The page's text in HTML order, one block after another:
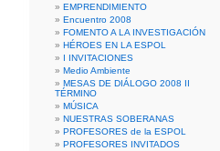
EMPRENDIMIENTO
Encuentro 2008
FOMENTO A LA INVESTIGACIÓN
HÉROES EN LA ESPOL
I INVITACIONES
Medio Ambiente
MESAS DE DIÁLOGO 2008 II
TÉRMINO
MÚSICA
NUESTRAS SOBERANAS
PROFESORES de la ESPOL
PROFESORES INVITADOS